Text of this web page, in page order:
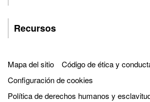
Recursos
Mapa del sitio
Código de ética y
Configuración de cookies
Política de derechos humanos y